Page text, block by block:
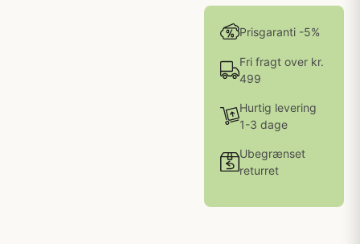
Prisgaranti -5%
Fri fragt over kr.
499
Hurtig levering
1-3 dage
Ubegrænset
returret